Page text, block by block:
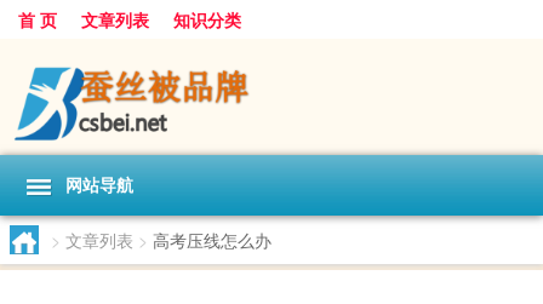
首 页 文章列表 知识分类
网站导航
> 文章列表 > 高考压线怎么办